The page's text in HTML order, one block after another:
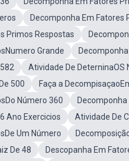
Decomponha Em Fatores
Primos Respostas
Grande
Atividade De DeterninaOS
500
Faça a
Número 360
Ano Exercicios
Atividade De
Um Número
De 48
Descopanha Em